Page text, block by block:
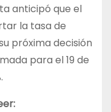
anticipó que el
la tasa de
próxima decisión
para el 19 de